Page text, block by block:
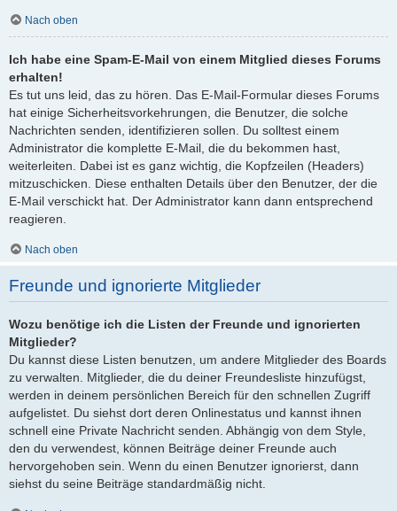
Nach oben
Ich habe eine Spam-E-Mail von einem Mitglied dieses Forums
erhalten!
Es tut uns leid, das zu hören. Das E-Mail-Formular dieses Forums
hat einige Sicherheitsvorkehrungen, die Benutzer, die solche
Nachrichten senden, identifizieren sollen. Du solltest einem
Administrator die komplette E-Mail, die du bekommen hast,
weiterleiten. Dabei ist es ganz wichtig, die Kopfzeilen (Headers)
mitzuschicken. Diese enthalten Details über den Benutzer, der die
E-Mail verschickt hat. Der Administrator kann dann entsprechend
reagieren.
Nach oben
Freunde und ignorierte Mitglieder
Wozu benötige ich die Listen der Freunde und ignorierten
Mitglieder?
Du kannst diese Listen benutzen, um andere Mitglieder des Boards
zu verwalten. Mitglieder, die du deiner Freundesliste hinzufügst,
werden in deinem persönlichen Bereich für den schnellen Zugriff
aufgelistet. Du siehst dort deren Onlinestatus und kannst ihnen
schnell eine Private Nachricht senden. Abhängig von dem Style,
den du verwendest, können Beiträge deiner Freunde auch
hervorgehoben sein. Wenn du einen Benutzer ignorierst, dann
siehst du seine Beiträge standardmäßig nicht.